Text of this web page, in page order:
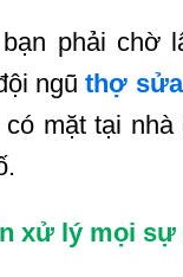
phải chờ
ngũthợ
có mặt tại
xử lý mọi